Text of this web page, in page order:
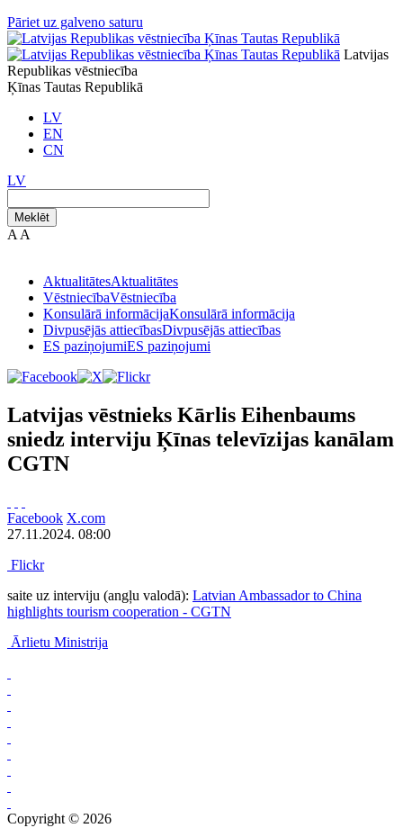
Pāriet uz galveno saturu
Latvijas
Republikas vēstniecība
Ķīnas Tautas Republikā
LV
EN
CN
LV
Meklēt
A A
AktualitātesAktualitātes
VēstniecībaVēstniecība
Konsulārā informācijaKonsulārā informācija
Divpusējās attiecībasDivpusējās attiecības
ES paziņojumiES paziņojumi
Latvijas vēstnieks Kārlis Eihenbaums
sniedz interviju Ķīnas televīzijas kanālam
CGTN
Facebook X.com
27.11.2024. 08:00
Flickr
saite uz interviju (angļu valodā): Latvian Ambassador to China
highlights tourism cooperation - CGTN
Ārlietu Ministrija
Copyright © 2026